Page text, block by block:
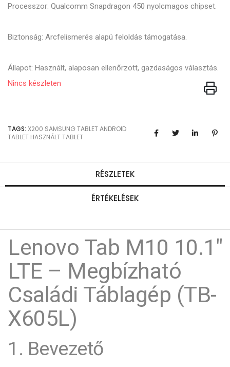
Processzor: Qualcomm Snapdragon 450 nyolcmagos chipset.
Biztonság: Arcfelismerés alapú feloldás támogatása.
Állapot: Használt, alaposan ellenőrzött, gazdaságos választás.
Nincs készleten
TAGS: X200 SAMSUNG TABLETANDROID
TABLET HASZNÁLT TABLET
RÉSZLETEK
ÉRTÉKELÉSEK
Lenovo Tab M10 10.1"
LTE – Megbízható
Családi Táblagép (TB-
X605L)
1. Bevezető